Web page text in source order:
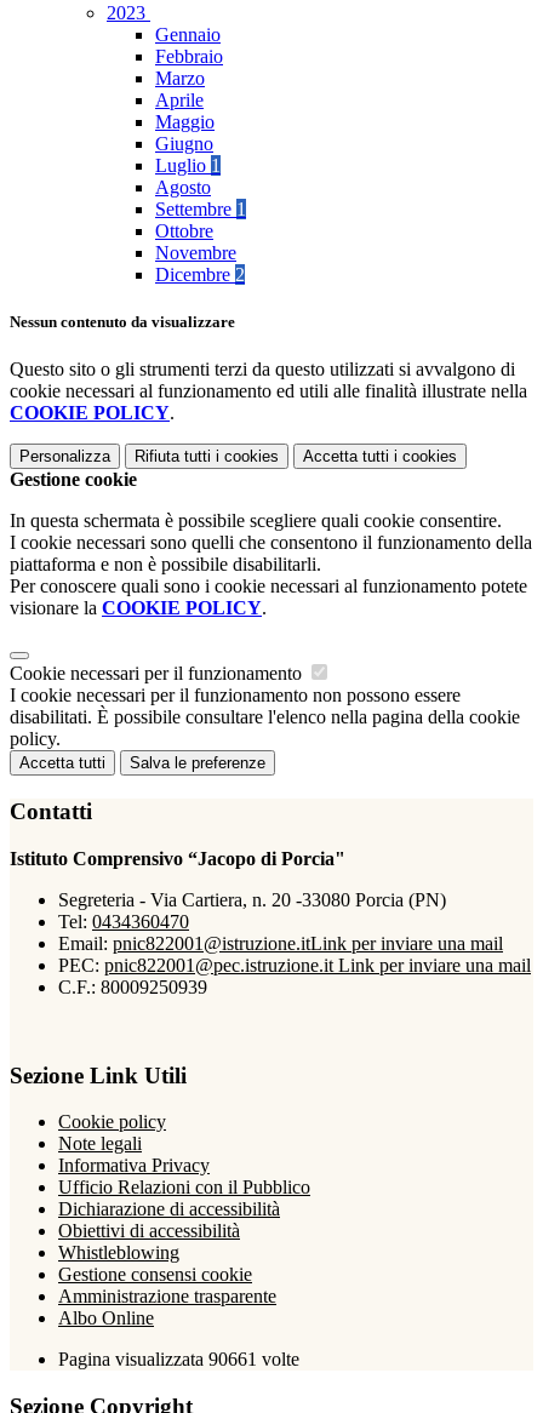
2023
Gennaio
Febbraio
Marzo
Aprile
Maggio
Giugno
Luglio 1
Agosto
Settembre 1
Ottobre
Novembre
Dicembre 2
Nessun contenuto da visualizzare
Questo sito o gli strumenti terzi da questo utilizzati si avvalgono di
cookie necessari al funzionamento ed utili alle finalità illustrate nella
COOKIE POLICY.
Personalizza Rifiuta tutti i cookies Accetta tutti i cookies
Gestione cookie
In questa schermata è possibile scegliere quali cookie consentire.
I cookie necessari sono quelli che consentono il funzionamento della
piattaforma e non è possibile disabilitarli.
Per conoscere quali sono i cookie necessari al funzionamento potete
visionare la COOKIE POLICY.
Cookie necessari per il funzionamento
I cookie necessari per il funzionamento non possono essere
disabilitati. È possibile consultare l'elenco nella pagina della cookie
policy.
Accetta tutti Salva le preferenze
Contatti
Istituto Comprensivo “Jacopo di Porcia"
Segreteria - Via Cartiera, n. 20 -33080 Porcia (PN)
Tel: 0434360470
Email: pnic822001@istruzione.itLink per inviare una mail
PEC: pnic822001@pec.istruzione.it Link per inviare una mail
C.F.: 80009250939
Sezione Link Utili
Cookie policy
Note legali
Informativa Privacy
Ufficio Relazioni con il Pubblico
Dichiarazione di accessibilità
Obiettivi di accessibilità
Whistleblowing
Gestione consensi cookie
Amministrazione trasparente
Albo Online
Pagina visualizzata 90661 volte
Sezione Copyright